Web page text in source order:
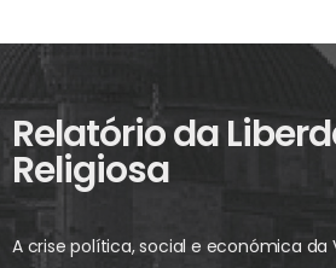
Relatório da
Religiosa
A crise política, social e económica da